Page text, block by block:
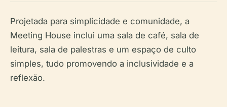
Projetada para simplicidade e comunidade, a
Meeting House inclui uma sala de café, sala de
leitura, sala de palestras e um espaço de culto
simples, tudo promovendo a inclusividade e a
reflexão.